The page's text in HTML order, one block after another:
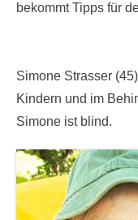
bekommt Tipps für
Simone Strasser
Kindern und im
Simone ist blind.